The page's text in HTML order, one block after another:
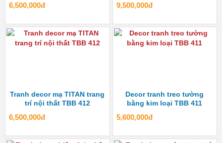
6,500,000đ 9,500,000đ
Tranh decor mạ TITAN trang
trí nội thất TBB 412
6,500,000đ
Decor tranh treo tường
bằng kim loại TBB 411
5,600,000đ